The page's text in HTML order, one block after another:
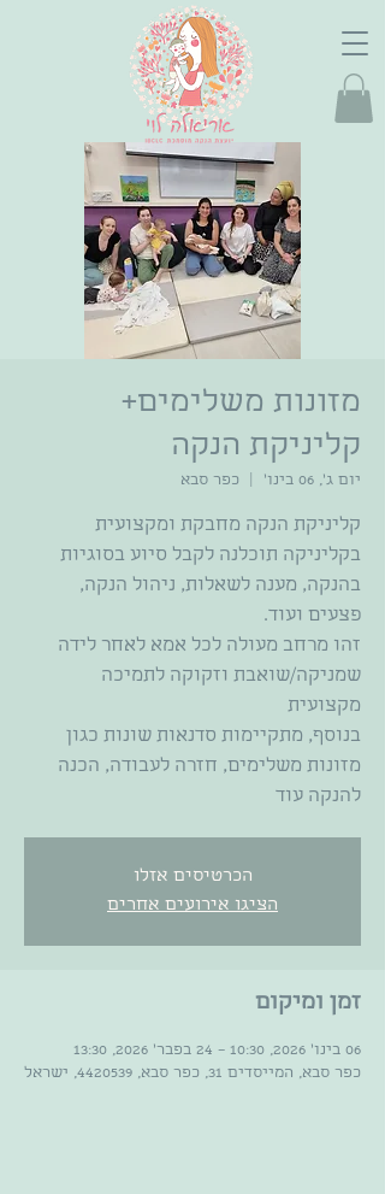
מזונות משלימים+
קליניקת הנקה
יום ג׳, 06 בינו׳ כפר סבא
בקליניקה תוכלנה לקבל סיוע בסוגיות
בהנקה, מענה לשאלות, ניהול הנקה,
זהו מרחב מעולה לכל אמא לאחר לידה
שמניקה/שואבת וזקוקה לתמיכה
בנוסף, מתקיימות סדנאות שונות כגון
מזונות משלימים, חזרה לעבודה, הכנה
להנקה עוד
הכרטיסים אזלו
הציגו אירועים אחרים
זמן ומיקום
06 בינו׳ 2026, 10:30 – 24 בפבר׳ 2026, 13:30
כפר סבא, המייסדים 31, כפר סבא, 4420539, ישראל